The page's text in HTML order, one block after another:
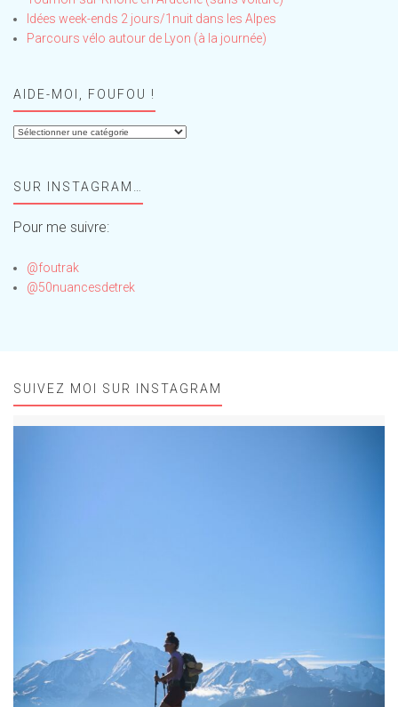
Idées week-ends 2 jours/1nuit dans les Alpes
Parcours vélo autour de Lyon (à la journée)
AIDE-MOI, FOUFOU !
Aide-
!SUR INSTAGRAM…
Pour me suivre:
@foutrak
@50nuancesdetrek
SUIVEZ MOI SUR INSTAGRAM